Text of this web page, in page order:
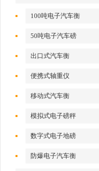
100吨电子汽车衡
50吨电子汽车磅
出口式汽车衡
便携式轴重仪
移动式汽车衡
模拟式电子磅秤
数字式电子地磅
防爆电子汽车衡